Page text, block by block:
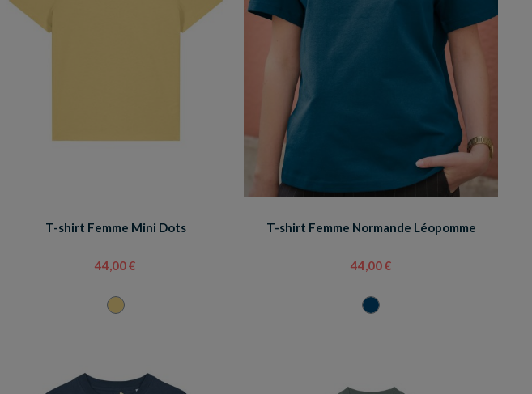
T-shirt Femme Mini Dots
44,00 €
T-shirt Femme Normande Léopomme
44,00 €